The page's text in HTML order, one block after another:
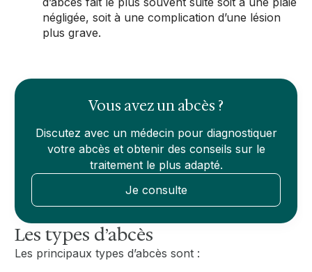
négligée, soit à une complication d’une lésion
plus grave.
Vous avez un abcès ?
Discutez avec un médecin pour diagnostiquer
votre abcès et obtenir des conseils sur le
traitement le plus adapté.
Je consulte
Les types d’abcès
Les principaux types d’abcès sont :